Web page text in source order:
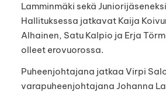
Lamminmäki sekä
Hallituksessa jatkavat Kaija
Alhainen, Satu Kalpio ja Erja
olleet erovuorossa.
Puheenjohtajana jatkaa Virpi
varapuheenjohtajana Johanna